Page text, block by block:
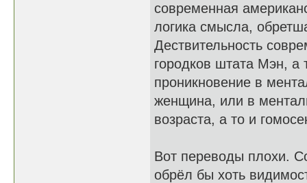
современная
логика смысла,
Дествительность
городков штата Мэн, а
проникновение в
женщина, или в
возраста, а то и
Вот переводы плохи.
обрёл бы хоть